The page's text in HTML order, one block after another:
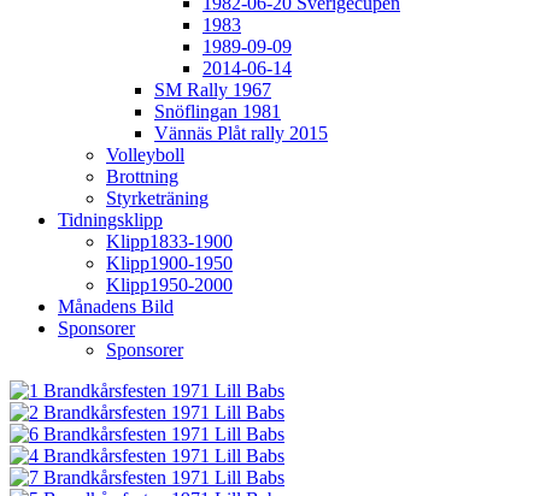
1983
1989-09-09
2014-06-14
SM Rally 1967
Snöflingan 1981
Vännäs Plåt rally 2015
Volleyboll
Brottning
Styrketräning
Tidningsklipp
Klipp1833-1900
Klipp1900-1950
Klipp1950-2000
Månadens Bild
Sponsorer
Sponsorer